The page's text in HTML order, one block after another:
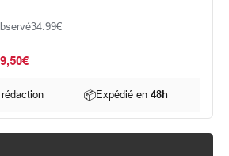
34.99€
9,50€
📦Expédié en48h